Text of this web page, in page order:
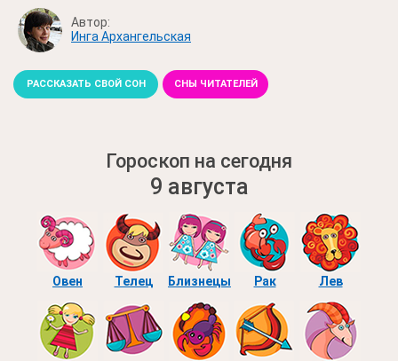
Автор:
Инга Архангельская
РАССКАЗАТЬ СВОЙ СОН СНЫ ЧИТАТЕЛЕЙ
Гороскоп на сегодня
9 августа
Овен Телец Близнецы Рак Лев